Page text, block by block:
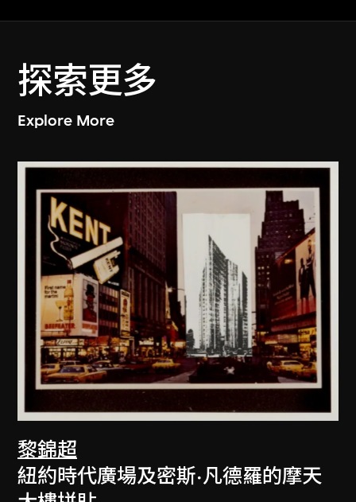
探索更多
Explore More
黎錦超
紐約時代廣場及密斯·凡德羅的摩天